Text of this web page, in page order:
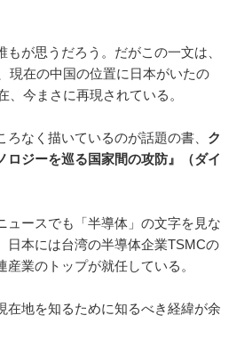
が思うだろう。だがこの一文は、
現在の中国の位置に日本がいたの
今まさに再現されている。
なく描いているのが話題の書、 ク
ジーを巡る国家間の攻防』（ダイ
ースでも「半導体」の文字を見な
日本には台湾の半導体企業TSMCの
業のトップが就任している。
在地を知るために知るべき経緯が余